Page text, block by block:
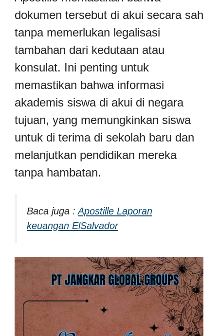
dokumen tersebut di akui secara sah
tanpa memerlukan legalisasi
tambahan dari kedutaan atau
konsulat. Ini penting untuk
memastikan bahwa informasi
akademis siswa di akui di negara
tujuan, yang memungkinkan siswa
untuk di terima di sekolah baru dan
melanjutkan pendidikan mereka
tanpa hambatan.
Baca juga :Apostille Laporan
keuangan ElSalvador